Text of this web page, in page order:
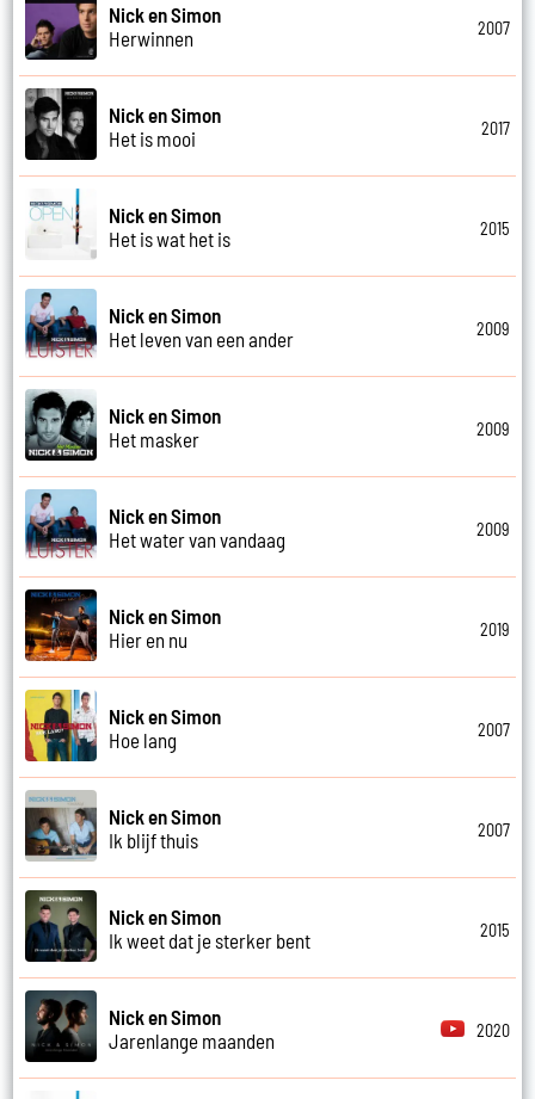
Nick en Simon
Herwinnen
2007
Nick en Simon
Het is mooi
2017
Nick en Simon
Het is wat het is
2015
Nick en Simon
Het leven van een ander
2009
Nick en Simon
Het masker
2009
Nick en Simon
Het water van vandaag
2009
Nick en Simon
Hier en nu
2019
Nick en Simon
Hoe lang
2007
Nick en Simon
Ik blijf thuis
2007
Nick en Simon
Ik weet dat je sterker bent
2015
Nick en Simon
Jarenlange maanden
2020